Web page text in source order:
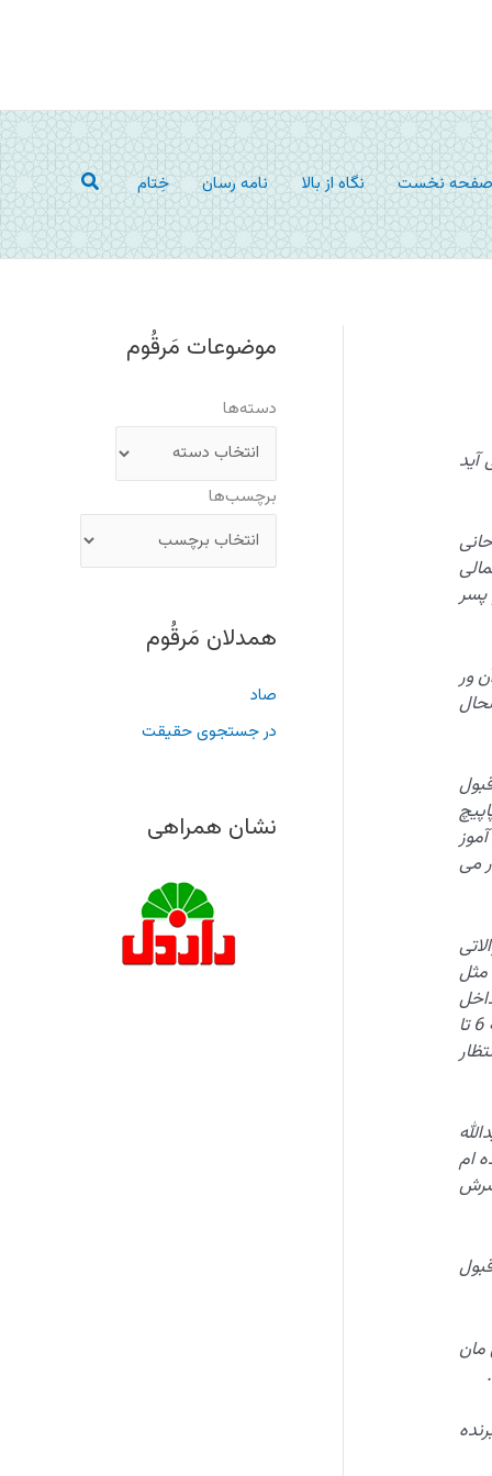
صفحه نخست نگاه از بالا نامه رسان خِتام جستجو
پسر
آن ور
می
مثل
حیاط هستند؟!! یا چیز دیگر. اسمش را می پرسم. می گوید: ابراهیم شهرآئینی (هنوز حاجی نبود و حتی سید!) وسط نمازخانه 6 تا
ام
سرش
مان
موضوعات مَرقُوم
دسته‌ها
برچسب‌ها
همدلان مَرقُوم
صاد
در جستجوی حقیقت
نشان همراهی